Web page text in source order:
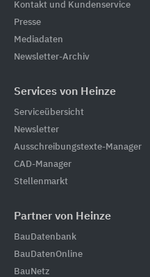
Kontakt und Kundenservice
Presse
Mediadaten
Newsletter-Archiv
Services von Heinze
Serviceübersicht
Newsletter
Ausschreibungstexte-Manager
CAD-Manager
Stellenmarkt
Partner von Heinze
BauDatenbank
BauDatenOnline
BauNetz